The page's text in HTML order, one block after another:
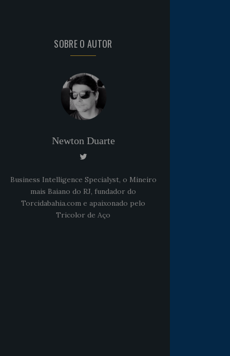
SOBRE O AUTOR
Newton Duarte
Business Intelligence Specialyst, o Mineiro
mais Baiano do RJ, fundador do
Torcidabahia.com e apaixonado pelo
Tricolor de Aço